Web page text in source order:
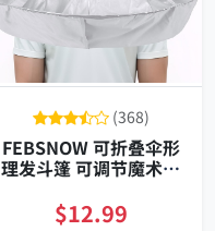
(368)
FEBSNOW 可折叠伞形
理发斗篷 可调节魔术贴
通用便携带夹款
$12.99